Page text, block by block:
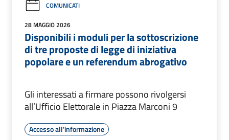
COMUNICATI
28 MAGGIO 2026
Disponibili i moduli per la sottoscrizione
di tre proposte di legge di iniziativa
popolare e un referendum abrogativo
Gli interessati a firmare possono rivolgersi
all’Ufficio Elettorale in Piazza Marconi 9
Accesso all'informazione